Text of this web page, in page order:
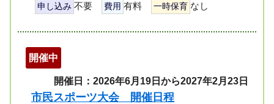
申し込み 不要 費用 有料 一時保育 なし
開催中
開催日：2026年6月19日から2027年2月23日
市民スポーツ大会 開催日程